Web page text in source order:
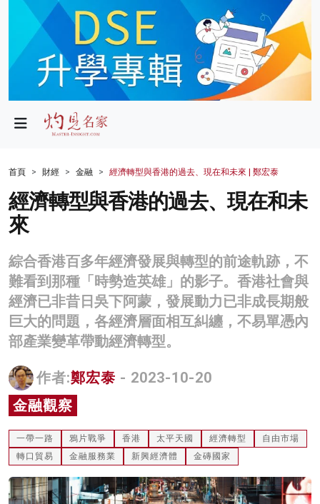
政局
財經
生活
健康
商業
科技
影片
名家榜
灼見活動
關於我們
首頁 財經 金融 經濟轉型與香港的過去、現在和未來 | 鄭宏泰
經濟轉型與香港的過去、現在和未
來
綜合香港百多年經濟發展與轉型的前途軌跡，不
難看到那種「時勢造英雄」的影子。香港社會與
經濟已非昔日吳下阿蒙，發展動力已非成長期般
巨大的問題，各經濟層面相互糾纏，不易單憑內
部產業變革帶動經濟轉型。
作者:鄭宏泰 - 2023-10-20
金融觀察
一帶一路 鴉片戰爭 香港 太平天國 經濟轉型
自由市場
轉口貿易
金融服務業 新興經濟體 金磚國家